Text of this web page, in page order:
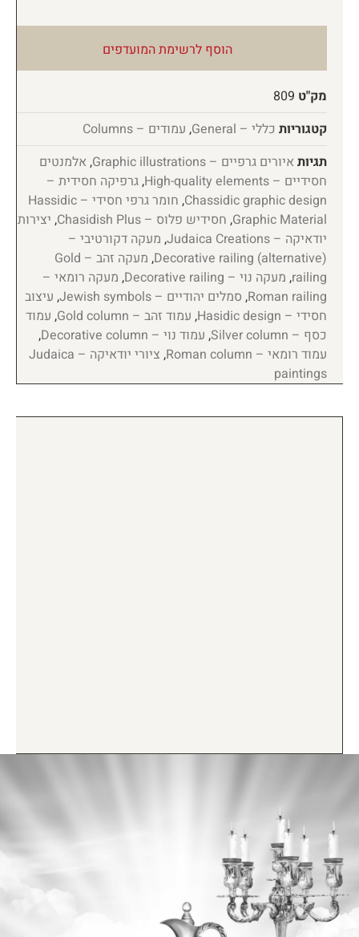
הוסף לרשימת המועדפים
מק"ט 809
קטגוריות כללי – General , עמודים – Columns
תגיות איורים גרפיים – Graphic illustrations , אלמנטים
חסידיים – High-quality elements
,גרפיקה חסידית –
Chassidic graphic design
,
חומר גרפי חסידי – Hassidic
Graphic Material
, חסידיש פלוס – Chasidish Plus , יצירות
יודאיקה – Judaica Creations
, מעקה דקורטיבי –
Decorative railing (alternative)
,
מעקה זהב – Gold
railing
, מעקה נוי – Decorative railing , מעקה רומאי –
Roman railing
, סמלים יהודיים – Jewish symbols , עיצוב
חסידי – Hasidic design
, עמוד זהב – Gold column , עמוד
כסף – Silver column
, עמוד נוי – Decorative column
,
עמוד רומאי – Roman column
,
ציורי יודאיקה – Judaica
paintings